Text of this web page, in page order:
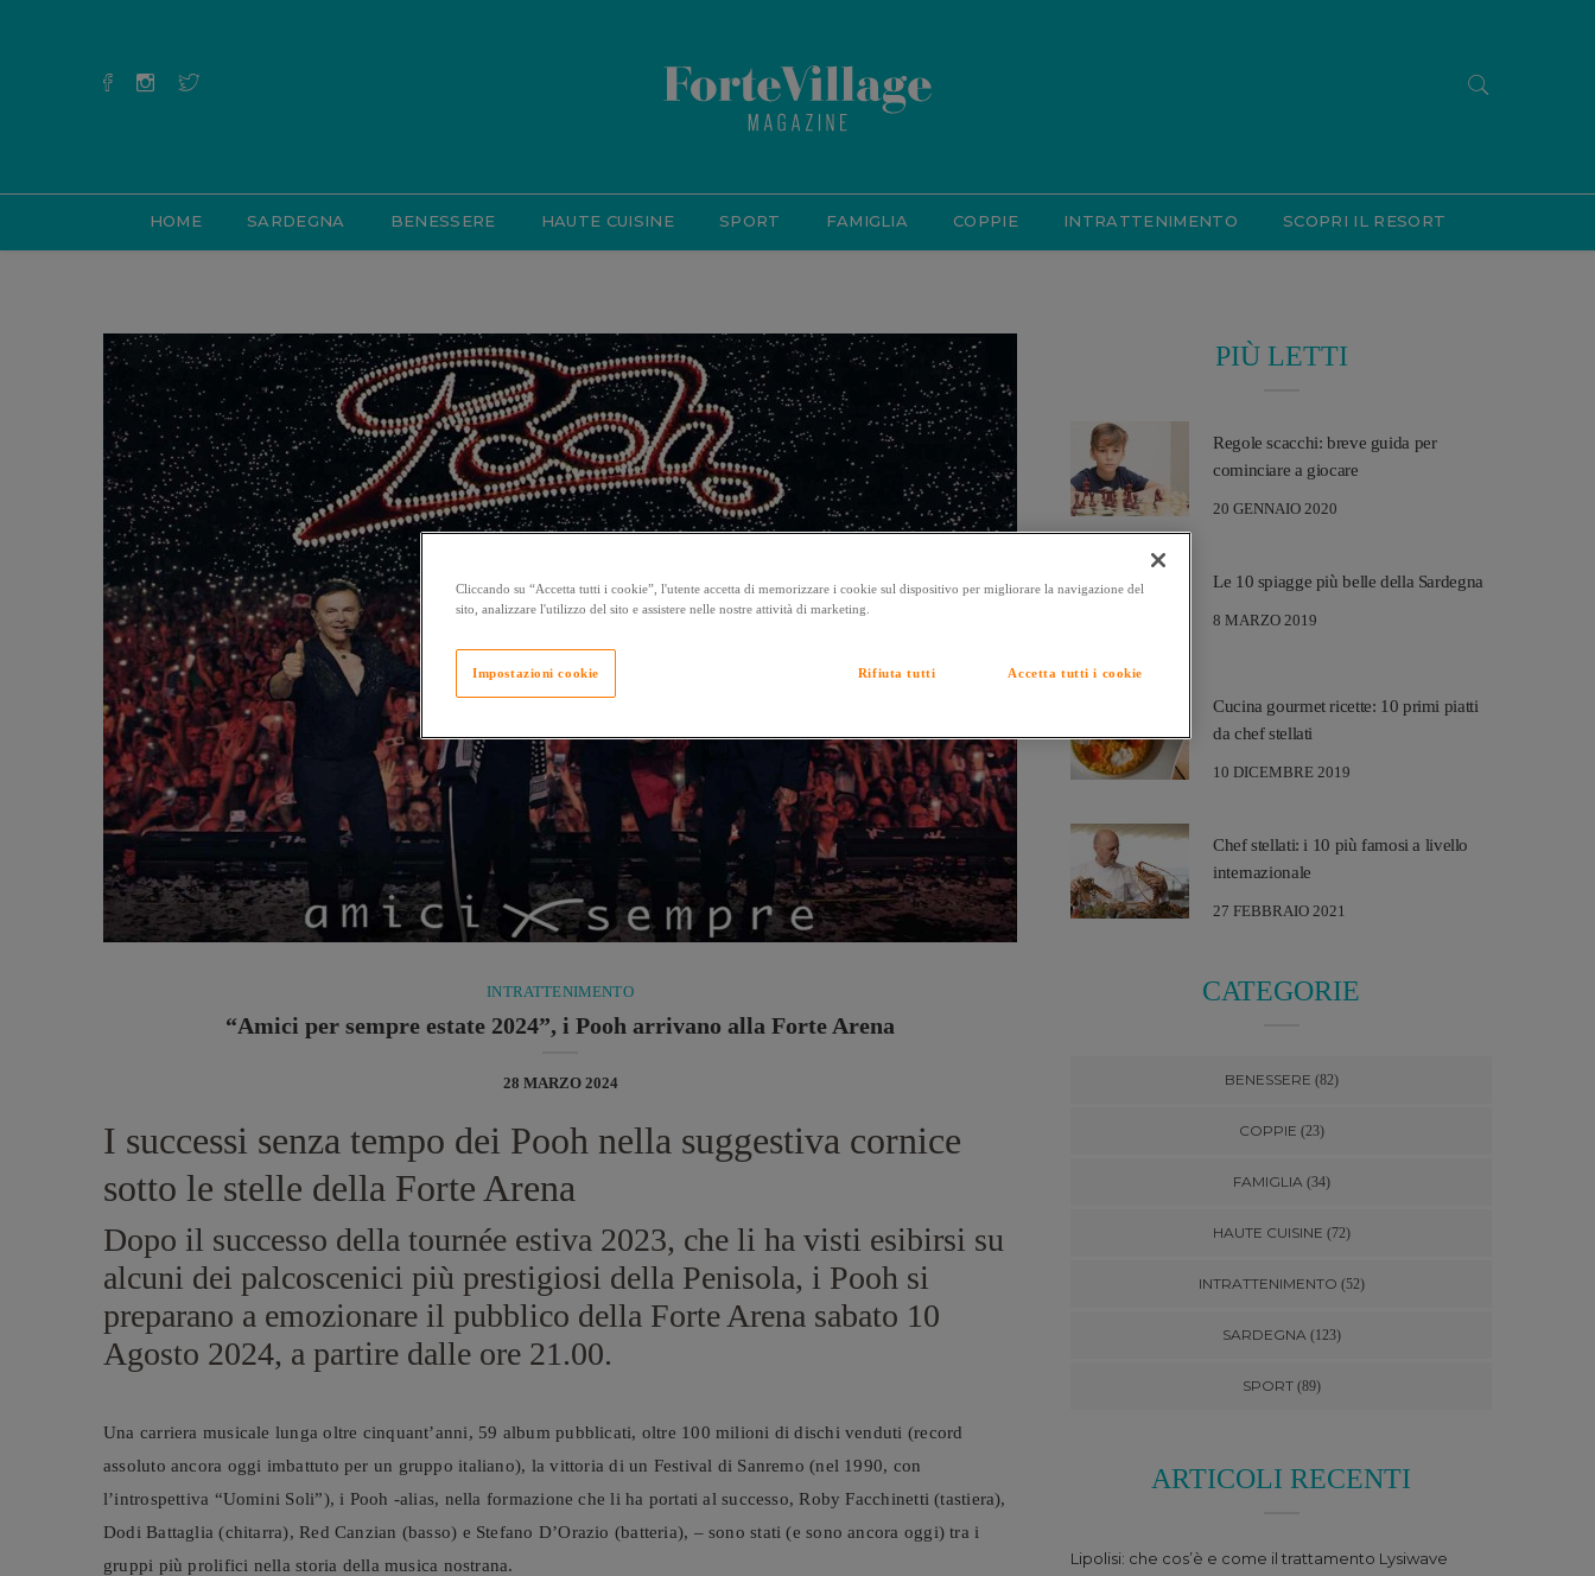
HOME SARDEGNA BENESSERE HAUTE CUISINE SPORT FAMIGLIA COPPIE INTRATTENIMENTO SCOPRI IL RESORT
INTRATTENIMENTO
“Amici per sempre estate 2024”, i Pooh arrivano alla Forte Arena
28 MARZO 2024
I successi senza tempo dei Pooh nella suggestiva cornice
sotto le stelle della Forte Arena
Dopo il successo della tournée estiva 2023, che li ha visti esibirsi su
alcuni dei palcoscenici più prestigiosi della Penisola, i Pooh si
preparano a emozionare il pubblico della Forte Arena sabato 10
Agosto 2024, a partire dalle ore 21.00.
Una carriera musicale lunga oltre cinquant’anni, 59 album pubblicati, oltre 100 milioni di dischi venduti (record
assoluto ancora oggi imbattuto per un gruppo italiano), la vittoria di un Festival di Sanremo (nel 1990, con
l’introspettiva “Uomini Soli”), i Pooh -alias, nella formazione che li ha portati al successo, Roby Facchinetti (tastiera),
Dodi Battaglia (chitarra), Red Canzian (basso) e Stefano D’Orazio (batteria), – sono stati (e sono ancora oggi) tra i
gruppi più prolifici nella storia della musica nostrana.
PIÙ LETTI
Regole scacchi: breve guida per
cominciare a giocare
20 GENNAIO 2020
Le 10 spiagge più belle della Sardegna
8 MARZO 2019
Cucina gourmet ricette: 10 primi piatti
da chef stellati
10 DICEMBRE 2019
Chef stellati: i 10 più famosi a livello
internazionale
27 FEBBRAIO 2021
CATEGORIE
BENESSERE (82)
COPPIE (23)
FAMIGLIA(34)
HAUTE CUISINE (72)
INTRATTENIMENTO (52)
SARDEGNA(123)
SPORT(89)
ARTICOLI RECENTI
Lipolisi: che cos’è e come il trattamento Lysiwave
Cliccando su “Accetta tutti i cookie”, l'utente accetta di memorizzare i cookie sul dispositivo per migliorare la navigazione del
sito, analizzare l'utilizzo del sito e assistere nelle nostre attività di marketing.
Rifiuta tutti Accetta tutti i cookie
Impostazioni cookie